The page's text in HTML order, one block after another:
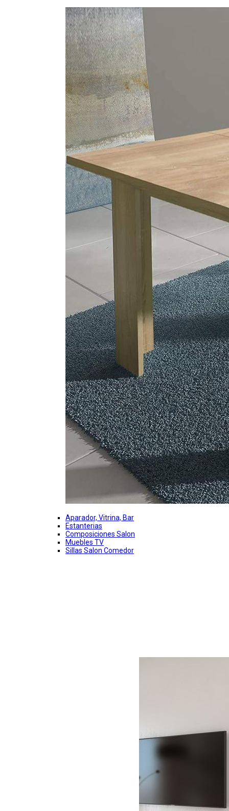
Aparador, Vitrina, Bar
Estanterias
Composiciones Salon
Muebles TV
Sillas Salon Comedor